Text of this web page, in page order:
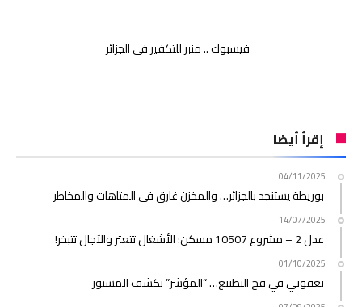
فيسبوك .. منبر للتكفير في الجزائر
إقرأ أيضا
04/11/2025
بوريطة يستنجد بالجزائر… والمخزن غارق في المتاهات والمخاطر
14/07/2025
عدل 2 – مشروع 10507 مسكن: الأشغال تتعثر والآجال تتبخر!
01/10/2025
يعقوبي في فخ التطبيع… “المؤشر” تكشف المستور